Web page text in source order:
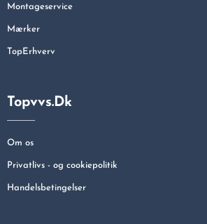
Montageservice
Mærker
TopErhverv
Topvvs.dk
Om os
Privatlivs - og cookiepolitik
Handelsbetingelser